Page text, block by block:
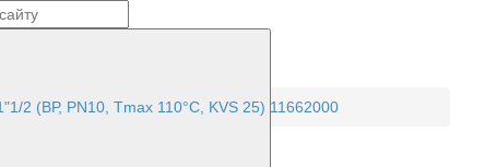
2 (ВР, PN10, Tmax 110°C, KVS 25) 11662000